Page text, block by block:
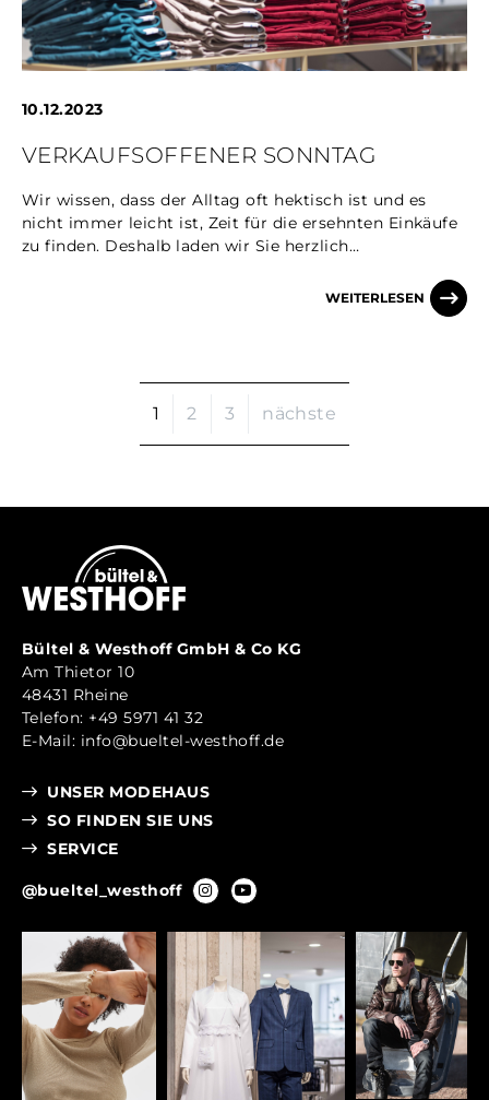
10.12.2023
VERKAUFSOFFENER SONNTAG
Wir wissen, dass der Alltag oft hektisch ist und es
nicht immer leicht ist, Zeit für die ersehnten Einkäufe
zu finden. Deshalb laden wir Sie herzlich…
WEITERLESEN
1 2 3 nächste
Bültel & Westhoff GmbH & Co KG
Am Thietor 10
48431 Rheine
Telefon: +49 5971 41 32
E-Mail: info@bueltel-westhoff.de
UNSER MODEHAUS
SO FINDEN SIE UNS
SERVICE
@bueltel_westhoff